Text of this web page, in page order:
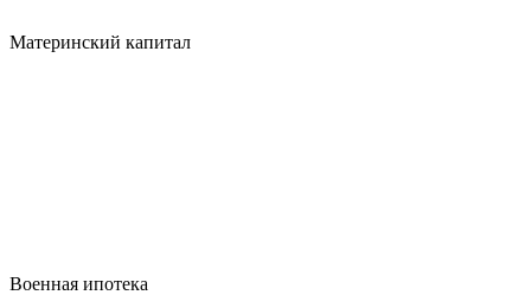
Материнский капитал
Военная ипотека